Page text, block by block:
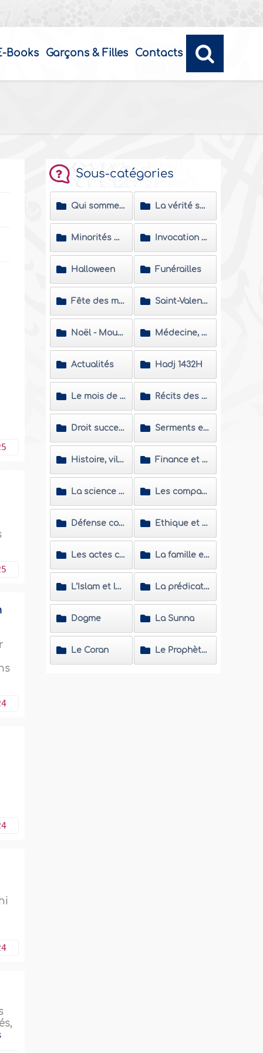
Books Garçons & Filles Contacts
Sous-catégories
Qui sommes-nous ? La vérité sur le Prophète Mohammed
Minorités musulmanes Invocation d’Allah
Halloween Funérailles
Fête des mères Saint-Valentin
Noël - Mouharram Médecine, médias, culture et moyens de divertissement
Actualités Hadj 1432H
Le mois de Ramadan Récits des nouveaux convertis
Droit successoral et les problèmes de succession Serments et vœux
Histoire, villes et personnalités islamiques Finance et économie
La science et les savants Les compagnons
Défense contre les polémiques Ethique et morale
Les actes cultuels La famille et la société
L’Islam et les non musulmans La prédication islamique
Dogme La Sunna
Le Coran Le Prophète (Salla Allahou Alayhi wa Sallam)